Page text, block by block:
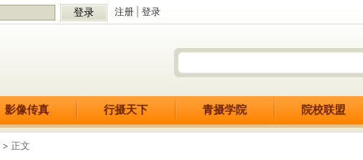
注册 登录
影像传真 行摄天下 青摄学院 院校联盟
> 正文